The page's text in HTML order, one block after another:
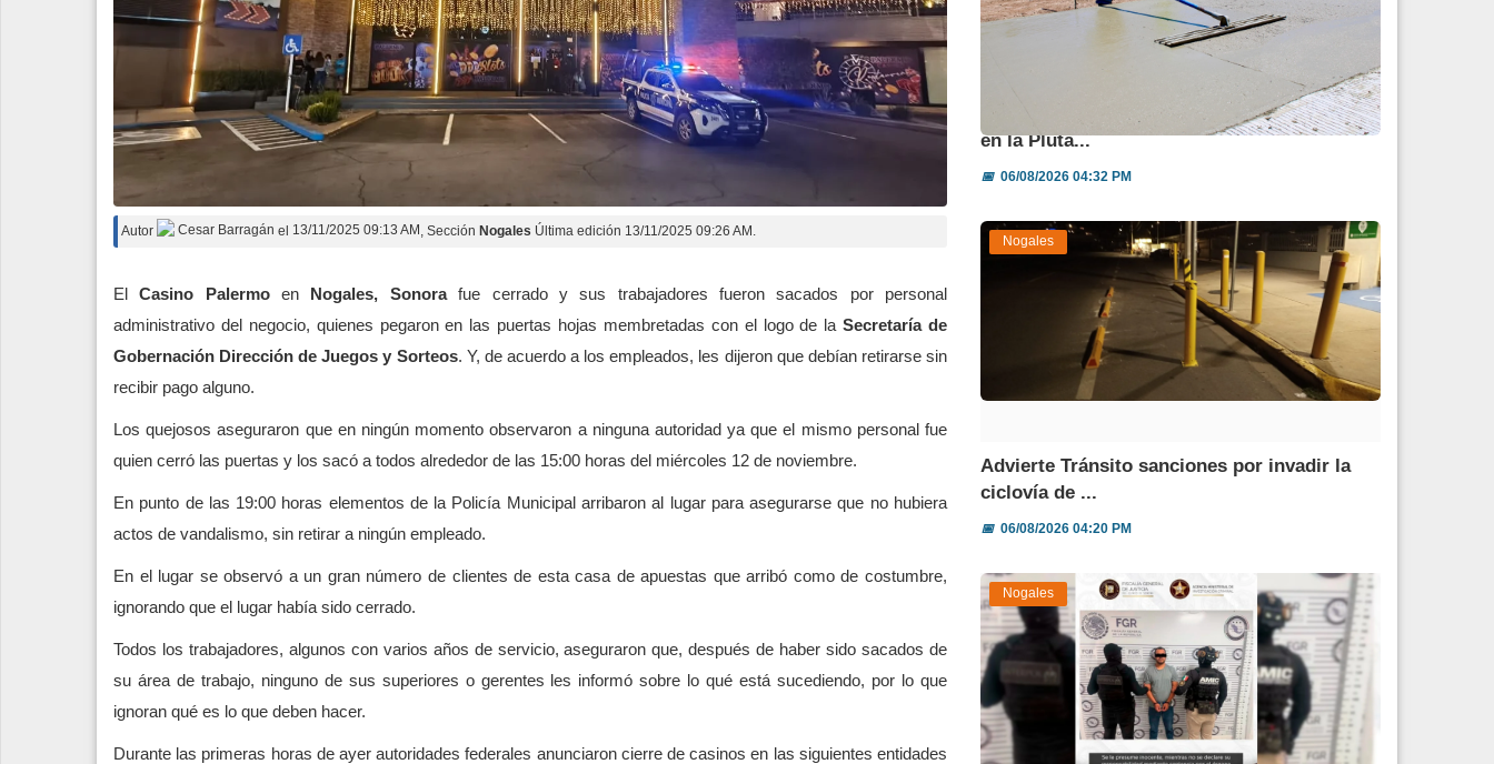
Autor Cesar Barragán el 13/11/2025 09:13 AM , Sección Nogales Última edición 13/11/2025 09:26 AM.
ElCasino Palermoen Nogales, Sonorafue cerrado y sus trabajadores fueron sacados por personal
administrativo del negocio, quienes pegaron en las puertas hojas membretadas con el logo de laSecretaría de
Gobernación Dirección de Juegos y Sorteos. Y, de acuerdo a los empleados, les dijeron que debían retirarse sin
recibir pago alguno.
Los quejosos aseguraron que en ningún momento observaron a ninguna autoridad ya que el mismo personal fue
quien cerró las puertas y los sacó a todos alrededor de las 15:00 horas del miércoles 12 de noviembre.
En punto de las 19:00 horas elementos de la Policía Municipal arribaron al lugar para asegurarse que no hubiera
actos de vandalismo, sin retirar a ningún empleado.
En el lugar se observó a un gran número de clientes de esta casa de apuestas que arribó como de costumbre,
ignorando que el lugar había sido cerrado.
Todos los trabajadores, algunos con varios años de servicio, aseguraron que, después de haber sido sacados de
su área de trabajo, ninguno de sus superiores o gerentes les informó sobre lo qué está sucediendo, por lo que
ignoran qué es lo que deben hacer.
Durante las primeras horas de ayer autoridades federales anunciaron cierre de casinos en las siguientes entidades
Avanza 45 % obra de reparación del socavón
en la Pluta...
📅06/08/2026 04:32 PM
Nogales
Advierte Tránsito sanciones por invadir la
ciclovía de ...
📅06/08/2026 04:20 PM
Nogales